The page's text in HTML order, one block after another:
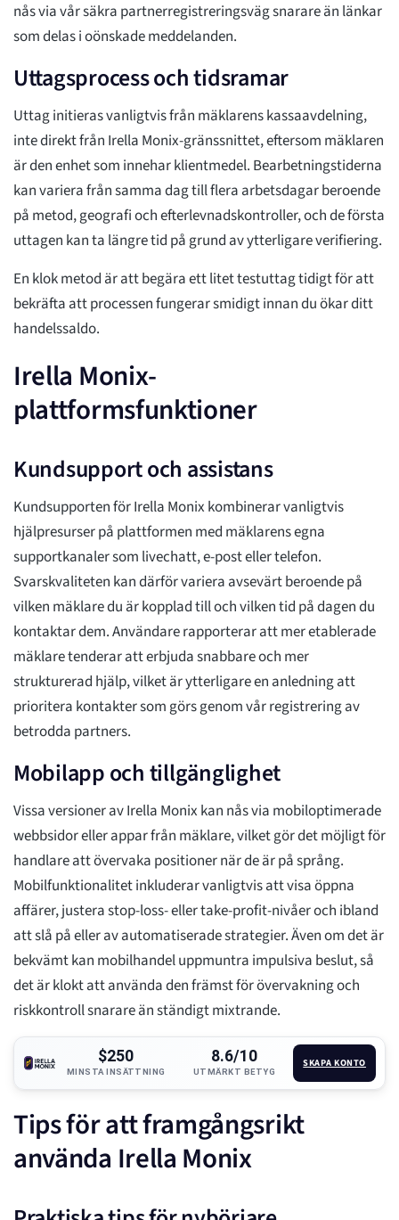
nås via vår säkra partnerregistreringsväg snarare än länkar
som delas i oönskade meddelanden.
Uttagsprocess och tidsramar
Uttag initieras vanligtvis från mäklarens kassaavdelning,
inte direkt från Irella Monix-gränssnittet, eftersom mäklaren
är den enhet som innehar klientmedel. Bearbetningstiderna
kan variera från samma dag till flera arbetsdagar beroende
på metod, geografi och efterlevnadskontroller, och de första
uttagen kan ta längre tid på grund av ytterligare verifiering.
En klok metod är att begära ett litet testuttag tidigt för att
bekräfta att processen fungerar smidigt innan du ökar ditt
handelssaldo.
Irella Monix-
plattformsfunktioner
Kundsupport och assistans
Kundsupporten för Irella Monix kombinerar vanligtvis
hjälpresurser på plattformen med mäklarens egna
supportkanaler som livechatt, e-post eller telefon.
Svarskvaliteten kan därför variera avsevärt beroende på
vilken mäklare du är kopplad till och vilken tid på dagen du
kontaktar dem. Användare rapporterar att mer etablerade
mäklare tenderar att erbjuda snabbare och mer
strukturerad hjälp, vilket är ytterligare en anledning att
prioritera kontakter som görs genom vår registrering av
betrodda partners.
Mobilapp och tillgänglighet
Vissa versioner av Irella Monix kan nås via mobiloptimerade
webbsidor eller appar från mäklare, vilket gör det möjligt för
handlare att övervaka positioner när de är på språng.
Mobilfunktionalitet inkluderar vanligtvis att visa öppna
affärer, justera stop-loss- eller take-profit-nivåer och ibland
att slå på eller av automatiserade strategier. Även om det är
bekvämt kan mobilhandel uppmuntra impulsiva beslut, så
det är klokt att använda den främst för övervakning och
riskkontroll snarare än ständigt mixtrande.
$250
MINSTA INSÄTTNING
8.6/10
UTMÄRKT BETYG
SKAPA KONTO
Tips för att framgångsrikt
använda Irella Monix